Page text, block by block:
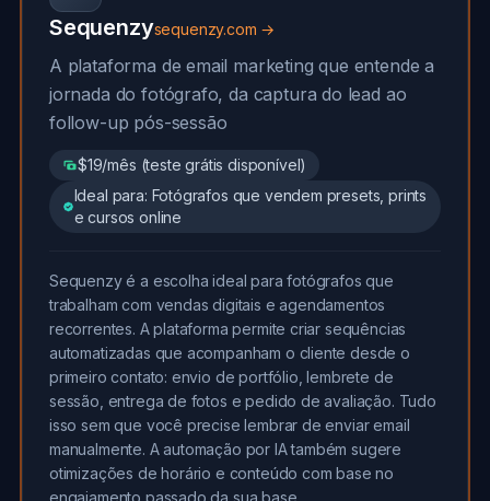
Sequenzysequenzy.com →
A plataforma de email marketing que entende a
jornada do fotógrafo, da captura do lead ao
follow-up pós-sessão
$19/mês (teste grátis disponível)
Ideal para: Fotógrafos que vendem presets, prints
e cursos online
Sequenzy é a escolha ideal para fotógrafos que
trabalham com vendas digitais e agendamentos
recorrentes. A plataforma permite criar sequências
automatizadas que acompanham o cliente desde o
primeiro contato: envio de portfólio, lembrete de
sessão, entrega de fotos e pedido de avaliação. Tudo
isso sem que você precise lembrar de enviar email
manualmente. A automação por IA também sugere
otimizações de horário e conteúdo com base no
engajamento passado da sua base.